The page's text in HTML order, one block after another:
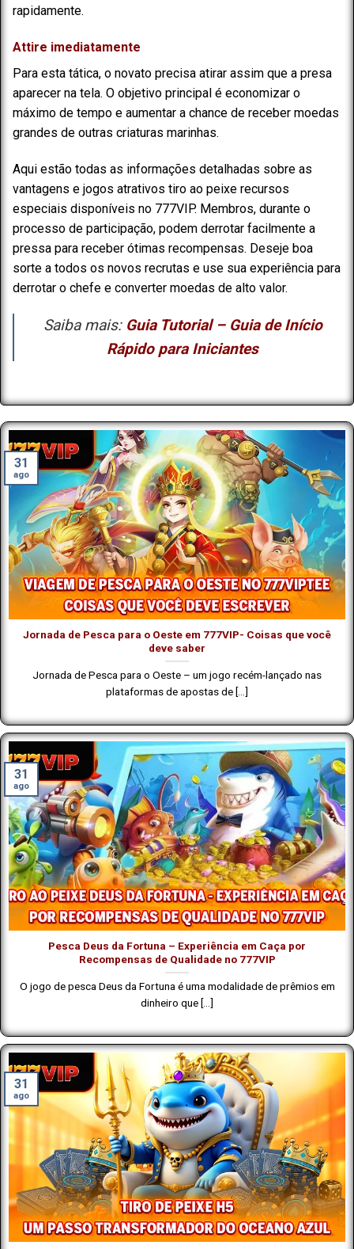
rapidamente.
Attire imediatamente
Para esta tática, o novato precisa atirar assim que a presa
aparecer na tela. O objetivo principal é economizar o
máximo de tempo e aumentar a chance de receber moedas
grandes de outras criaturas marinhas.
Aqui estão todas as informações detalhadas sobre as
vantagens e jogos atrativos tiro ao peixe recursos
especiais disponíveis no 777VIP. Membros, durante o
processo de participação, podem derrotar facilmente a
pressa para receber ótimas recompensas. Deseje boa
sorte a todos os novos recrutas e use sua experiência para
derrotar o chefe e converter moedas de alto valor.
Saiba mais: Guia Tutorial – Guia de Início
Rápido para Iniciantes
Jornada de Pesca para o Oeste em 777VIP- Coisas que você
deve saber
Jornada de Pesca para o Oeste – um jogo recém-lançado nas
plataformas de apostas de [...]
31
ago
Pesca Deus da Fortuna – Experiência em Caça por
Recompensas de Qualidade no 777VIP
O jogo de pesca Deus da Fortuna é uma modalidade de prêmios em
dinheiro que [...]
31
ago
31
ago